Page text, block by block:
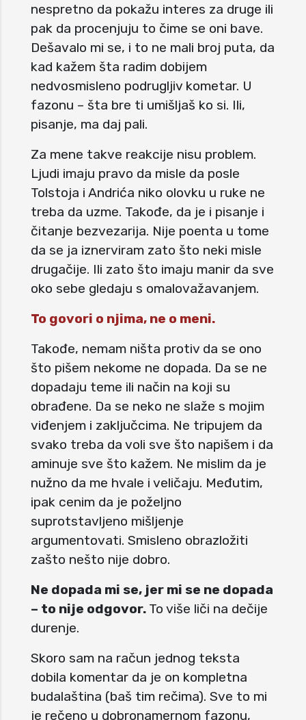
nespretno da pokažu interes za druge ili
pak da procenjuju to čime se oni bave.
Dešavalo mi se, i to ne mali broj puta, da
kad kažem šta radim dobijem
nedvosmisleno podrugljiv kometar. U
fazonu – šta bre ti umišljaš ko si. Ili,
pisanje, ma daj pali.
Za mene takve reakcije nisu problem.
Ljudi imaju pravo da misle da posle
Tolstoja i Andrića niko olovku u ruke ne
treba da uzme. Takođe, da je i pisanje i
čitanje bezvezarija. Nije poenta u tome
da se ja iznerviram zato što neki misle
drugačije. Ili zato što imaju manir da sve
oko sebe gledaju s omalovažavanjem.
To govori o njima, ne o meni.
Takođe, nemam ništa protiv da se ono
što pišem nekome ne dopada. Da se ne
dopadaju teme ili način na koji su
obrađene. Da se neko ne slaže s mojim
viđenjem i zaključcima. Ne tripujem da
svako treba da voli sve što napišem i da
aminuje sve što kažem. Ne mislim da je
nužno da me hvale i veličaju. Međutim,
ipak cenim da je poželjno
suprotstavljeno mišljenje
argumentovati. Smisleno obrazložiti
zašto nešto nije dobro.
Ne dopada mi se, jer mi se ne dopada
– to nije odgovor. To više liči na dečije
durenje.
Skoro sam na račun jednog teksta
dobila komentar da je on kompletna
budalaština (baš tim rečima). Sve to mi
je rečeno u dobronamernom fazonu,